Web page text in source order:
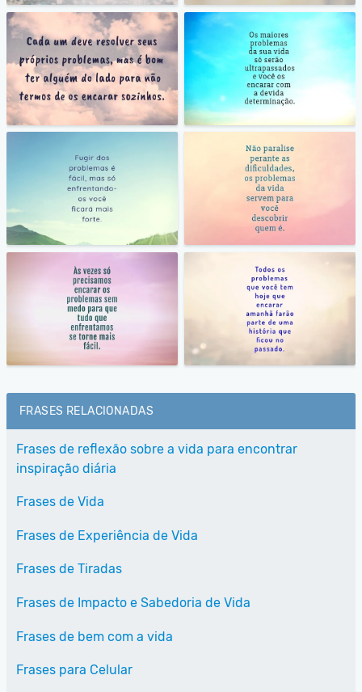
FRASES RELACIONADAS
Frases de reflexão sobre a vida para encontrar
inspiração diária
Frases de Vida
Frases de Experiência de Vida
Frases de Tiradas
Frases de Impacto e Sabedoria de Vida
Frases de bem com a vida
Frases para Celular